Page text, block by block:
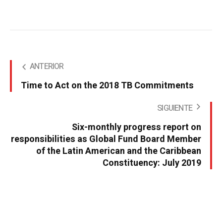
ANTERIOR
Time to Act on the 2018 TB Commitments
SIGUIENTE
Six-monthly progress report on
responsibilities as Global Fund Board Member
of the Latin American and the Caribbean
Constituency: July 2019